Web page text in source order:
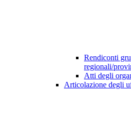
Rendiconti
regionali/
Atti degli
Articolazione degli